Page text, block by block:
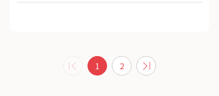
1 2